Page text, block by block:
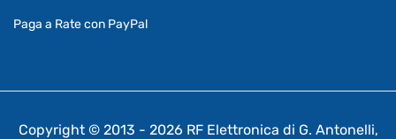
Paga a Rate con PayPal
Copyright © 2013 - 2026 RF Elettronica di G. Antonelli,